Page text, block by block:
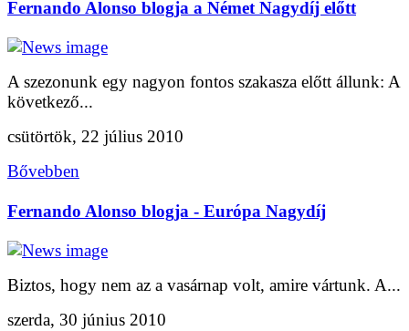
Fernando Alonso blogja a Német Nagydíj előtt
A szezonunk egy nagyon fontos szakasza előtt állunk: A
következő...
csütörtök, 22 július 2010
Bővebben
Fernando Alonso blogja - Európa Nagydíj
Biztos, hogy nem az a vasárnap volt, amire vártunk. A...
szerda, 30 június 2010